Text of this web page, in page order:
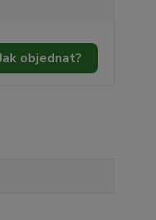
objednat?